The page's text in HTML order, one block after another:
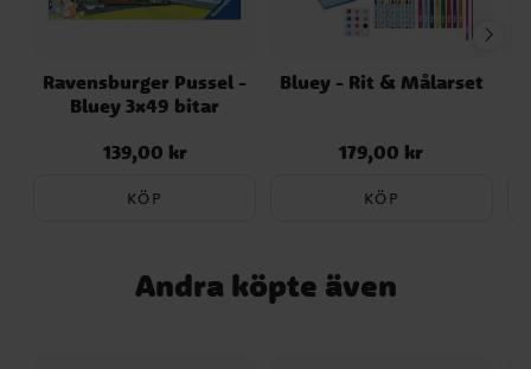
Ravensburger Pussel -
Bluey 3x49 bitar
Pris:139,00 kr
139,00 kr
KÖP
Bluey - Rit & Målarset
Pris:179,00 kr
179,00 kr
KÖP
Andra köpte även